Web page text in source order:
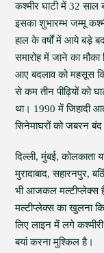
कश्मीर घाटी में 32 साल
इसका शुभारम्भ जम्मू
हाल के वर्षों में आये बड़े
समारोह में जाने का
आए बदलाव को महसूस
से कम तीन पीढ़ियों को
था। 1990 में जिहादी
सिनेमाघरों को जबरन बंद
दिल्ली, मुंबई, कोलकाता
मुरादाबाद, सहारनपुर,
भी आजकल मल्टीप्लेक्स
मल्टीप्लेक्स का खुलना
लिए लाइन में लगे
बयां करना मुश्किल है।